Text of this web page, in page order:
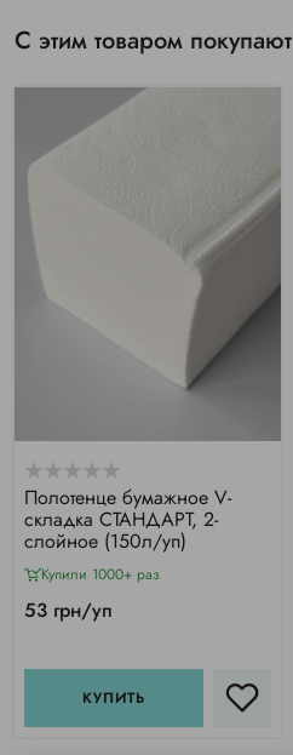
С этим товаром покупают
Полотенце бумажное V-
складка СТАНДАРТ, 2-
слойное (150л/уп)
Купили 1000+ раз
53 грн/уп
КУПИТЬ